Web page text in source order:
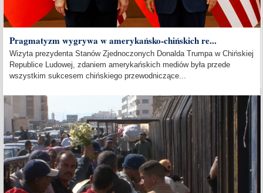
Pragmatyzm wygrywa w amerykańsko-chińskich re...
Wizyta prezydenta Stanów Zjednoczonych Donalda Trumpa w Chińskiej
Republice Ludowej, zdaniem amerykańskich mediów była przede
wszystkim sukcesem chińskiego przewodniczące...